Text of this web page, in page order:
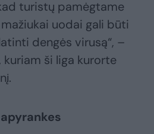
turistų pamėgtame
uodai gali būti
dengės virusą“, –
kuriam ši liga kurorte